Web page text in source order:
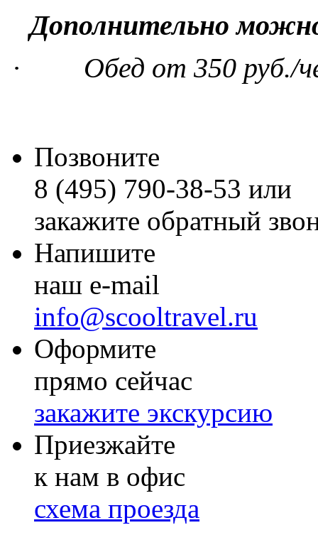
Дополнительно
·
Обед от 350 руб./
Позвоните
8 (495) 790-38-53 или
закажите обратный
Напишите
наш e-mail
info@scooltravel.ru
Оформите
прямо сейчас
закажите экскурсию
Приезжайте
к нам в офис
схема проезда